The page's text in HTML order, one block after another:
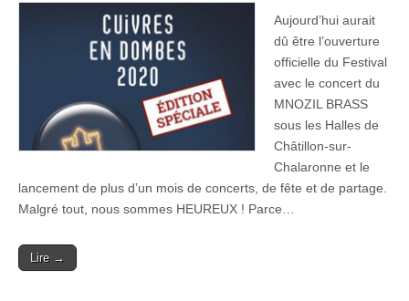
Aujourd’hui aurait
dû être l’ouverture
officielle du Festival
avec le concert du
MNOZIL BRASS
sous les Halles de
Châtillon-sur-
Chalaronne et le
lancement de plus d’un mois de concerts, de fête et de partage.
Malgré tout, nous sommes HEUREUX ! Parce…
Lire →